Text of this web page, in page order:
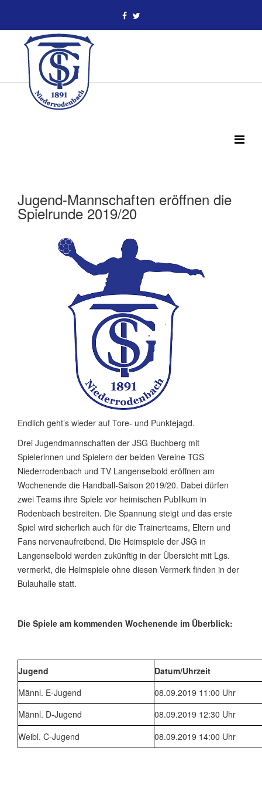
Jugend-Mannschaften eröffnen die
Spielrunde 2019/20
Endlich geht’s wieder auf Tore- und Punktejagd.
Drei Jugendmannschaften der JSG Buchberg mit
Spielerinnen und Spielern der beiden Vereine TGS
Niederrodenbach und TV Langenselbold eröffnen am
Wochenende die Handball-Saison 2019/20. Dabei dürfen
zwei Teams ihre Spiele vor heimischen Publikum in
Rodenbach bestreiten. Die Spannung steigt und das erste
Spiel wird sicherlich auch für die Trainerteams, Eltern und
Fans nervenaufreibend. Die Heimspiele der JSG in
Langenselbold werden zukünftig in der Übersicht mit Lgs.
vermerkt, die Heimspiele ohne diesen Vermerk finden in der
Bulauhalle statt.
Die Spiele am kommenden Wochenende im Überblick:
Jugend
Datum/Uhrzeit
Männl. E-Jugend
08.09.2019 11:00 Uhr
Männl. D-Jugend
08.09.2019 12:30 Uhr
Weibl. C-Jugend
08.09.2019 14:00 Uhr